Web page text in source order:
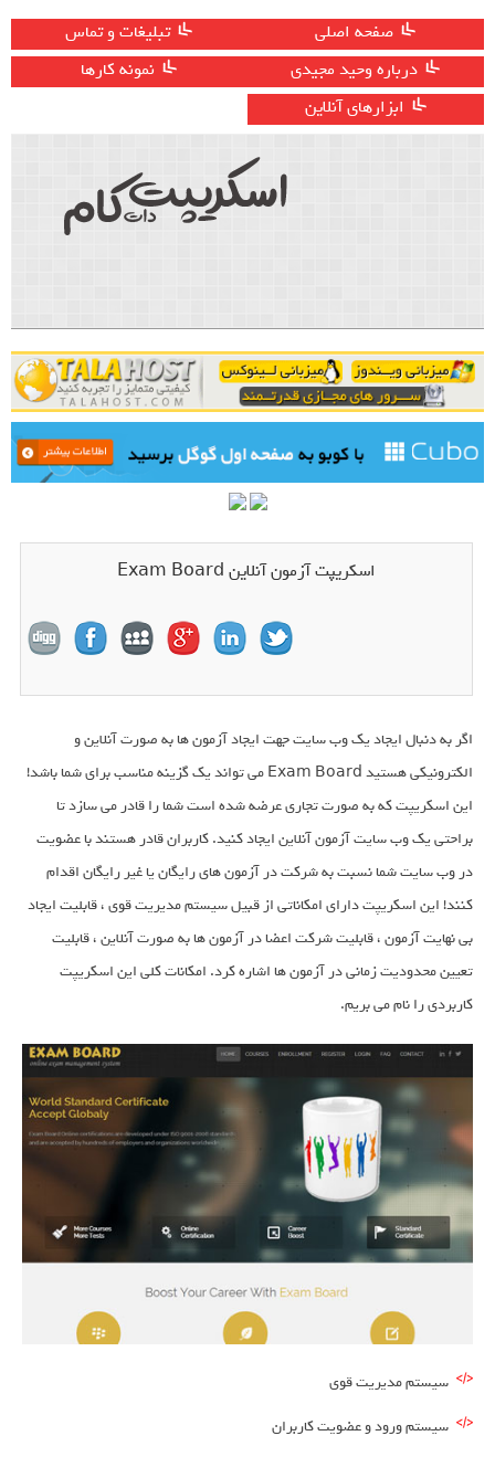
صفحه اصلی
تبلیغات و تماس
درباره وحید مجیدی
نمونه کارها
ابزارهای آنلاین
اسکریپت آزمون آنلاین Exam Board
اگر به دنبال ایجاد یک وب سایت جهت ایجاد آزمون ها به صورت آنلاین و
الکترونیکی هستید Exam Board می تواند یک گزینه مناسب برای شما باشد!
این اسکریپت که به صورت تجاری عرضه شده است شما را قادر می سازد تا
براحتی یک وب سایت آزمون آنلاین ایجاد کنید. کاربران قادر هستند با عضویت
در وب سایت شما نسبت به شرکت در آزمون های رایگان یا غیر رایگان اقدام
کنند! این اسکریپت دارای امکاناتی از قبیل سیستم مدیریت قوی ، قابلیت ایجاد
بی نهایت آزمون ، قابلیت شرکت اعضا در آزمون ها به صورت آنلاین ، قابلیت
تعیین محدودیت زمانی در آزمون ها اشاره کرد. امکانات کلی این اسکریپت
کاربردی را نام می بریم.
سیستم مدیریت قوی
سیستم ورود و عضویت کاربران